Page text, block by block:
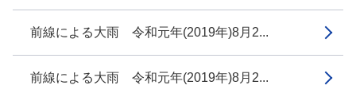
前線による大雨 令和元年(2019年)8月2...
前線による大雨 令和元年(2019年)8月2...